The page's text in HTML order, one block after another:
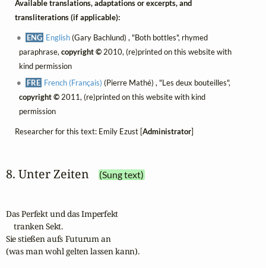
Available translations, adaptations or excerpts, and
transliterations (if applicable):
ENG English(Gary Bachlund) , "Both bottles", rhymed
paraphrase, copyright ©2010, (re)printed on this website with
kind permission
FRE French (Français) (Pierre Mathé) , "Les deux bouteilles",
copyright ©2011, (re)printed on this website with kind
permission
Researcher for this text: Emily Ezust [Administrator]
8. Unter Zeiten (Sung text)
Das Perfekt und das Imperfekt
    tranken Sekt.
Sie stießen aufs Futurum an
(was man wohl gelten lassen kann).